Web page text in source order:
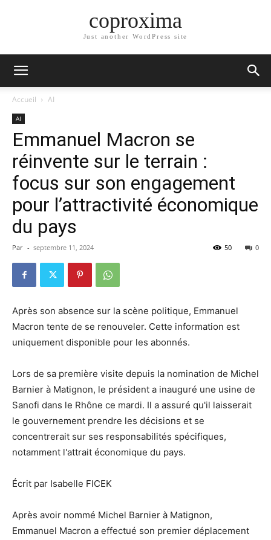
coproxima
Just another WordPress site
Accueil AI
AI
Emmanuel Macron se
réinvente sur le terrain :
focus sur son engagement
pour l’attractivité économique
du pays
Par - septembre 11, 2024 0
50
Après son absence sur la scène politique, Emmanuel
Macron tente de se renouveler. Cette information est
uniquement disponible pour les abonnés.
Lors de sa première visite depuis la nomination de Michel
Barnier à Matignon, le président a inauguré une usine de
Sanofi dans le Rhône ce mardi. Il a assuré qu'il laisserait
le gouvernement prendre les décisions et se
concentrerait sur ses responsabilités spécifiques,
notamment l'attrait économique du pays.
Écrit par Isabelle FICEK
Après avoir nommé Michel Barnier à Matignon,
Emmanuel Macron a effectué son premier déplacement